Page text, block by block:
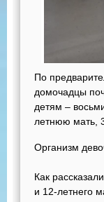
По
домочадцы
детям –
летнюю мать,
Организм
Как
и 12-летнего